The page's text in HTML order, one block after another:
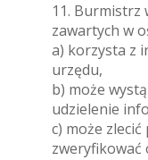
11. Burmistrz
zawartych w
a) korzysta z
urzędu,
b) może
udzielenie
c) może
zweryfikować